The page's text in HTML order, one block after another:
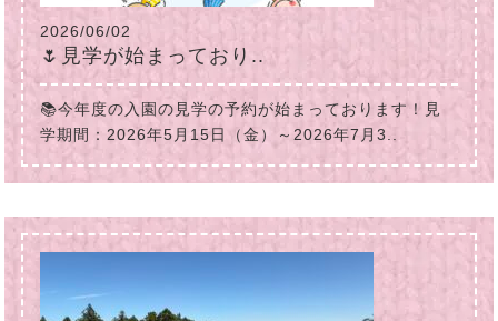
2026/06/02
🌷見学が始まっており..
📚今年度の入園の見学の予約が始まっております！見
学期間：2026年5月15日（金）～2026年7月3..